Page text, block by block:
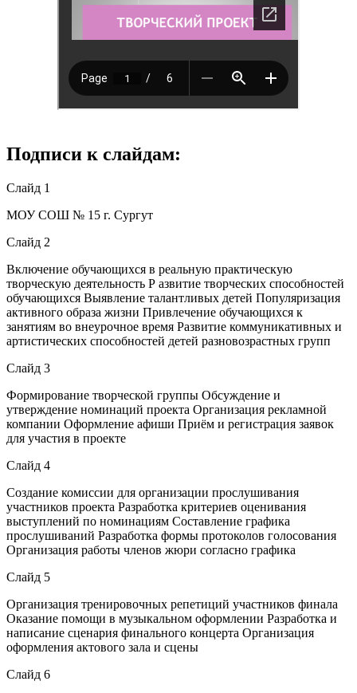
Подписи к слайдам:
Слайд 1
МОУ СОШ № 15 г. Сургут
Слайд 2
Включение обучающихся в реальную практическую
творческую деятельность Р азвитие творческих способностей
обучающихся Выявление талантливых детей Популяризация
активного образа жизни Привлечение обучающихся к
занятиям во внеурочное время Развитие коммуникативных и
артистических способностей детей разновозрастных групп
Слайд 3
Формирование творческой группы Обсуждение и
утверждение номинаций проекта Организация рекламной
компании Оформление афиши Приём и регистрация заявок
для участия в проекте
Слайд 4
Создание комиссии для организации прослушивания
участников проекта Разработка критериев оценивания
выступлений по номинациям Составление графика
прослушиваний Разработка формы протоколов голосования
Организация работы членов жюри согласно графика
Слайд 5
Организация тренировочных репетиций участников финала
Оказание помощи в музыкальном оформлении Разработка и
написание сценария финального концерта Организация
оформления актового зала и сцены
Слайд 6